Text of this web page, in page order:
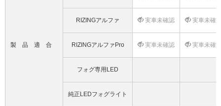
製品適合
RIZINGアルファ 実車未確認 実車未確
RIZINGアルファPro 実車未確認 実車未確
フォグ専用LED
純正LEDフォグライト